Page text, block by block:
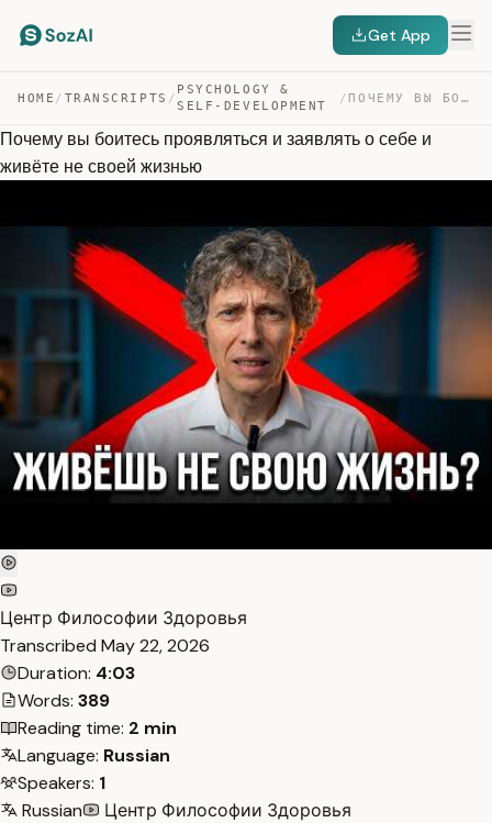
Get App
HOME / TRANSCRIPTS /
PSYCHOLOGY &
SELF-DEVELOPMENT
/ ПОЧЕМУ ВЫ БОИТЕСЬ ПРОЯВЛЯТЬСЯ И ЗАЯВЛЯТЬ О СЕБЕ И ЖИВЁТ… — TRANSCRIPT
Почему вы боитесь проявляться и заявлять о себе и
живёте не своей жизнью
Центр Философии Здоровья
Transcribed May 22, 2026
Duration: 4:03
Words: 389
Reading time: 2 min
Language: Russian
Speakers: 1
Russian
Центр Философии Здоровья